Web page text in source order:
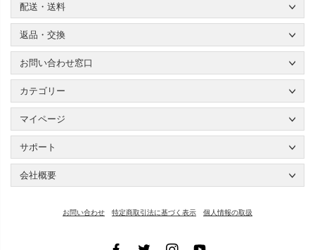
配送・送料
返品・交換
お問い合わせ窓口
カテゴリー
マイページ
サポート
会社概要
お問い合わせ 特定商取引法に基づく表示 個人情報の取扱